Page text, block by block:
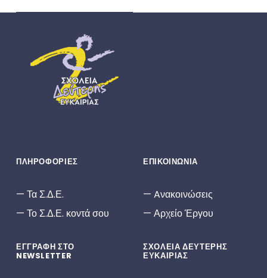
ΣΔΕ
ΣΧΟΛΕΊΑ ΔΕΎΤΕΡΗΣ ΕΥΚΑΙΡΊΑΣ
ΠΛΗΡΟΦΟΡΙΕΣ
Τα Σ.Δ.Ε.
Το Σ.Δ.Ε. κοντά σου
ΕΠΙΚΟΙΝΩΝΙΑ
Aνακοινώσεις
Αρχείο Έργου
ΕΓΓΡΑΦΗ ΣΤΟ
NEWSLETTER
ΣΧΟΛΕΙΑ ΔΕΥΤΕΡΗΣ
ΕΥΚΑΙΡΙΑΣ